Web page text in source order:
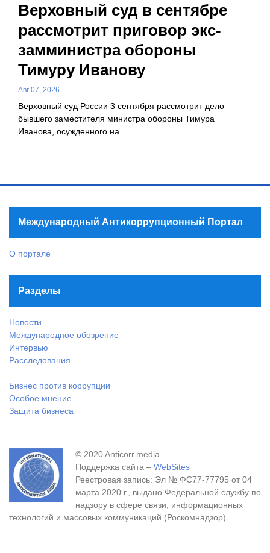
Верховный суд в сентябре
рассмотрит приговор экс-
замминистра обороны
Тимуру Иванову
Авг 07, 2026
Верховный суд России 3 сентября рассмотрит дело
бывшего заместителя министра обороны Тимура
Иванова, осужденного на…
Международный Антикоррупционный Портал
О портале
Разделы
Новости
Международное обозрение
Интервью
Расследования
Бизнес против коррупции
Особое мнение
Защита бизнеса
© 2020 Anticorr.media
Поддержка сайта – WebSites
Реестровая запись: Эл № ФС77-77795 от 04
марта 2020 г., выдано Федеральной службу по
надзору в сфере связи, информационных
технологий и массовых коммуникаций (Роскомнадзор).